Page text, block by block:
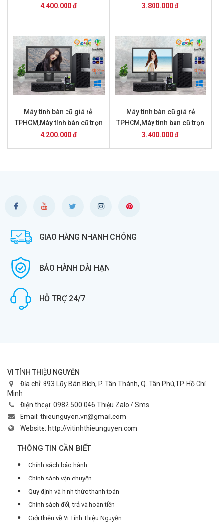
bộ giá 4.2 triệu Máy tính bàn
4.400.000 đ
bộ giá 3,8 triệu
3.800.000 đ
Máy tính bàn cũ giá rẻ
TPHCM,Máy tính bàn cũ trọn
bộ giá 4.2 triệu
4.200.000 đ
Máy tính bàn cũ giá rẻ
TPHCM,Máy tính bàn cũ trọn
bộ giá 3 .4 triệu
3.400.000 đ
GIAO HÀNG NHANH CHÓNG
BẢO HÀNH DÀI HẠN
HỖ TRỢ 24/7
VI TÍNH THIỆU NGUYỄN
Địa chỉ: 893 Lũy Bán Bích, P. Tân Thành, Q. Tân Phú,TP. Hồ Chí
Minh
Điện thoại: 0982 500 046 Thiệu Zalo / Sms
Email: thieunguyen.vn@gmail.com
Website: http://vitinhthieunguyen.com
THÔNG TIN CẦN BIẾT
Chính sách bảo hành
Chính sách vận chuyển
Quy định và hình thức thanh toán
Chính sách đổi, trả và hoàn tiền
Giới thiệu về Vi Tính Thiệu Nguyễn